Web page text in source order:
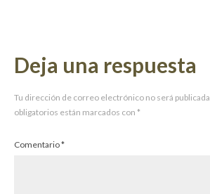
Deja una respuesta
Tu dirección de correo electrónico no será publicada.
obligatorios están marcados con *
Comentario*